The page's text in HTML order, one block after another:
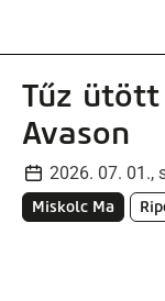
Tűz
Avason
2026. 07. 01.,
Miskolc Ma